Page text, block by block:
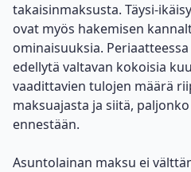
takaisinmaksusta. Täysi-
ovat myös hakemisen
ominaisuuksia.
edellytä valtavan kokoisia
vaadittavien tulojen määrä
maksuajasta ja siitä,
ennestään.
Asuntolainan maksu ei